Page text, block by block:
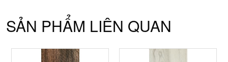
SẢN PHẨM LIÊN QUAN